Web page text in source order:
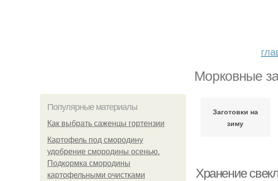
Морковные
Популярные материалы
Как выбрать саженцы гортензии
Картофель под смородину
удобрение смородины осенью.
Подкормка смородины
картофельными очистками
Заготовки на
зиму
Хранение